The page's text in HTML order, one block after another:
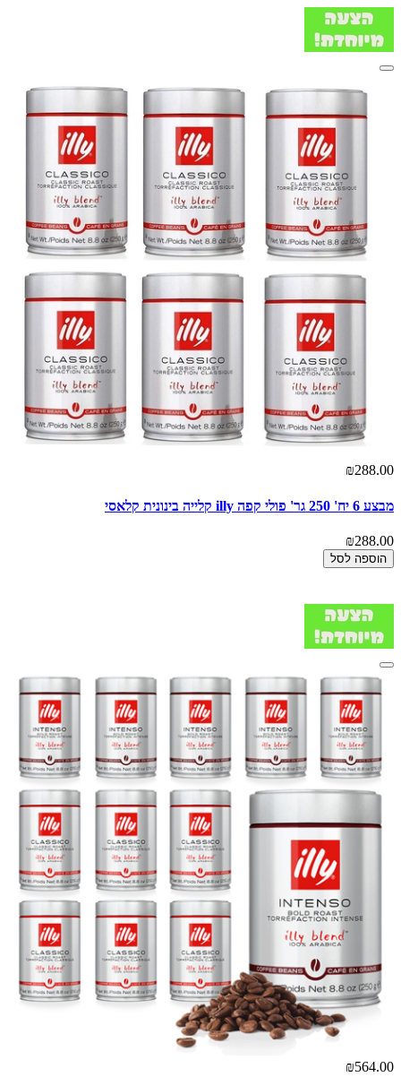
₪288.00
מבצע 6 יח' 250 גר' פולי קפה illy קלייה בינונית קלאסי
₪288.00
הוספה לסל
₪564.00